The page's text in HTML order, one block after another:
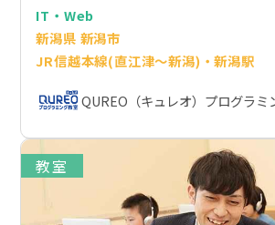
IT・Web
新潟県 新潟市
JR信越本線(直江津～新潟)・新潟駅
QUREO（キュレオ）プログラミ
教室